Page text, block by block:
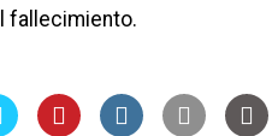
fallecimiento.